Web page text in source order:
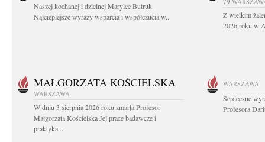
Naszej kochanej i dzielnej Marylce Butruk
Najcieplejsze wyrazy wsparcia i współczucia w...
Z wielkim
2026 roku w
MAŁGORZATA KOŚCIELSKA
WARSZAWA
W dniu 3 sierpnia 2026 roku zmarła Profesor
Małgorzata Kościelska Jej prace badawcze i
praktyka...
WARSZAWA
Serdeczne
Profesora